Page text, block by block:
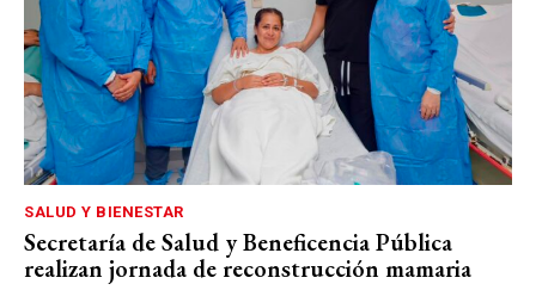
SALUD Y BIENESTAR
Secretaría de Salud y Beneficencia Pública
realizan jornada de reconstrucción mamaria